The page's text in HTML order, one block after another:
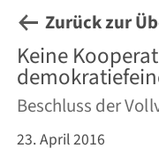
Keine
Beschluss der
23. April 2016
Zurück zur